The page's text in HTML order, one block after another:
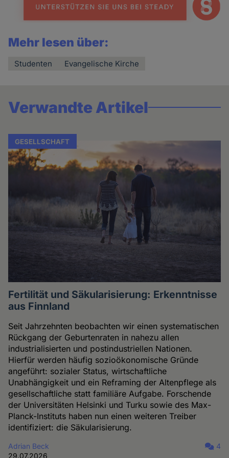
Mehr lesen über:
Studenten Evangelische Kirche
Verwandte Artikel
GESELLSCHAFT
Fertilität und Säkularisierung: Erkenntnisse
aus Finnland
Seit Jahrzehnten beobachten wir einen systematischen
Rückgang der Geburtenraten in nahezu allen
industrialisierten und postindustriellen Nationen.
Hierfür werden häufig sozioökonomische Gründe
angeführt: sozialer Status, wirtschaftliche
Unabhängigkeit und ein Reframing der Altenpflege als
gesellschaftliche statt familiäre Aufgabe. Forschende
der Universitäten Helsinki und Turku sowie des Max-
Planck-Instituts haben nun einen weiteren Treiber
identifiziert: die Säkularisierung.
Adrian Beck
29.07.2026
4